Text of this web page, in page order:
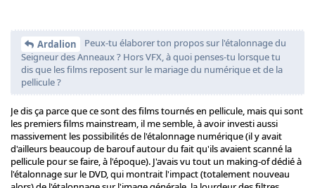
Ardalion
Peux-tu élaborer ton propos sur l'étalonnage du
Seigneur des Anneaux ? Hors VFX, à quoi penses-tu lorsque tu
dis que les films reposent sur le mariage du numérique et de la
pellicule ?
Je dis ça parce que ce sont des films tournés en pellicule, mais qui sont
les premiers films mainstream, il me semble, à avoir investi aussi
massivement les possibilités de l'étalonnage numérique (il y avait
d'ailleurs beaucoup de barouf autour du fait qu'ils avaient scanné la
pellicule pour se faire, à l'époque). J'avais vu tout un making-of dédié à
l'étalonnage sur le DVD, qui montrait l'impact (totalement nouveau